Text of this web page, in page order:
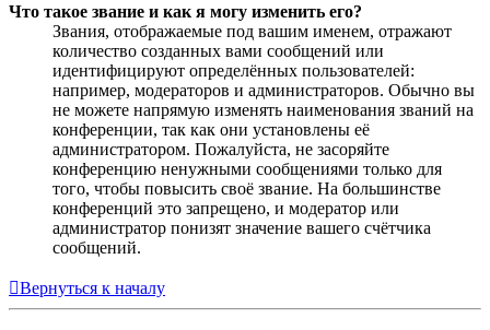
Что такое звание и как я могу изменить его?
Звания, отображаемые под вашим именем, отражают
количество созданных вами сообщений или
идентифицируют определённых пользователей:
например, модераторов и администраторов. Обычно вы
не можете напрямую изменять наименования званий на
конференции, так как они установлены её
администратором. Пожалуйста, не засоряйте
конференцию ненужными сообщениями только для
того, чтобы повысить своё звание. На большинстве
конференций это запрещено, и модератор или
администратор понизят значение вашего счётчика
сообщений.
Вернуться к началу